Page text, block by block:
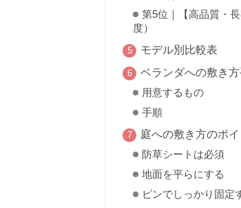
第5位｜【高品質・
度）
モデル別比較表
ベランダへの敷き方
用意するもの
手順
庭への敷き方のポイ
防草シートは必須
地面を平らにする
ピンでしっかり固定